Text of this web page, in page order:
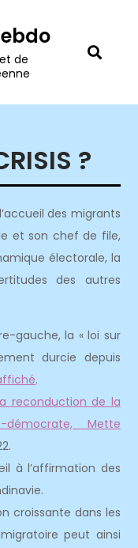
de
?
des migrants
et son chef de file,
électorale, la
des autres
gauche, la « loi sur
durcie depuis
.
reconduction de la
démocrate, Mette
à l’affirmation des
croissante dans les
peut ainsi